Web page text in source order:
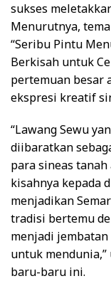
sukses
Menurutnya,
“Seribu Pintu
Berkisah untuk
pertemuan besar
ekspresi kreatif
“Lawang Sewu
diibaratkan
para sineas
kisahnya kepada
menjadikan
tradisi bertemu
menjadi
untuk
baru-baru ini.